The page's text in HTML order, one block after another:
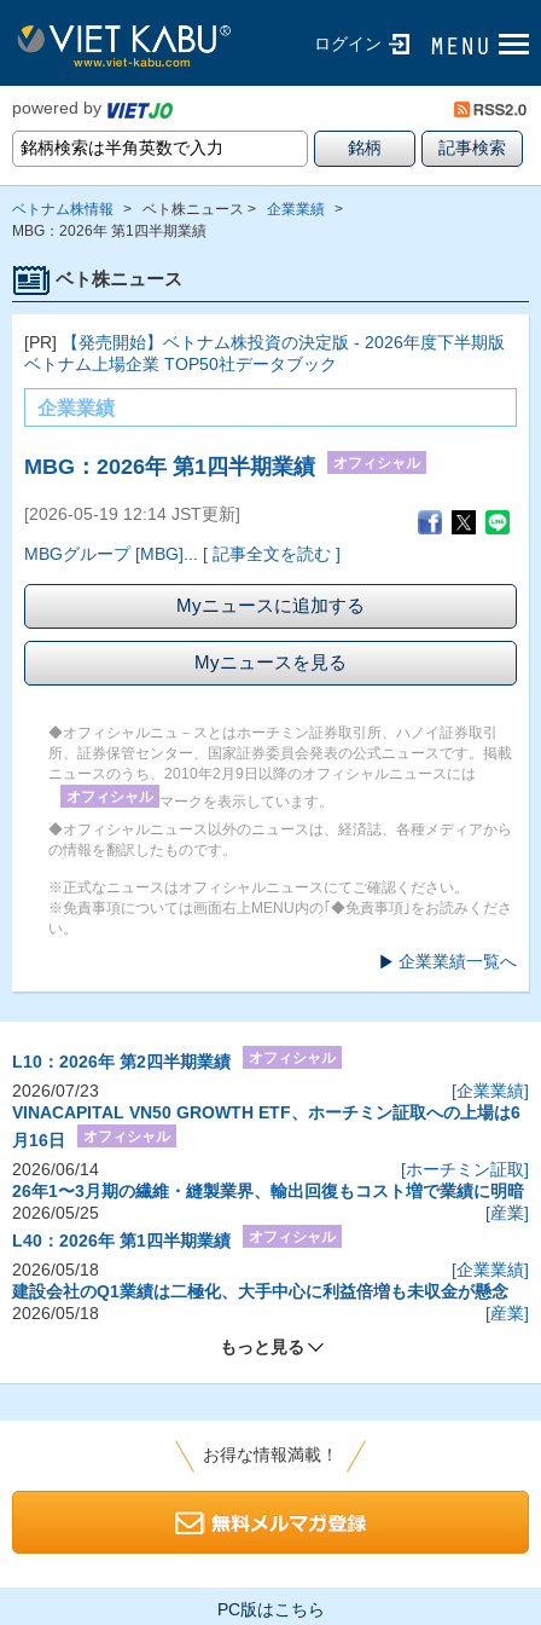
ログイン
powered by
ベトナム株情報 > ベト株ニュース > 企業業績 >
MBG：2026年 第1四半期業績
ベト株ニュース
[PR]
【発売開始】ベトナム株投資の決定版 - 2026年度下半期版
ベトナム上場企業 TOP50社データブック
企業業績
MBG：2026年 第1四半期業績 オフィシャル
[2026-05-19 12:14 JST更新]
MBGグループ [MBG] [ 記事全文を読む ]
Myニュースに追加する
Myニュースを見る
◆オフィシャルニュ－スとはホーチミン証券取引所、ハノイ証券取引
所、証券保管センター、国家証券委員会発表の公式ニュースです。掲載
ニュースのうち、2010年2月9日以降のオフィシャルニュースには
オフィシャル マークを表示しています。
◆オフィシャルニュース以外のニュースは、経済誌、各種メディアから
の情報を翻訳したものです。
※正式なニュースはオフィシャルニュースにてご確認ください。
※免責事項については画面右上MENU内の｢◆免責事項｣をお読みくださ
い。
企業業績一覧へ
L10：2026年 第2四半期業績 オフィシャル
2026/07/23
[企業業績]
VINACAPITAL VN50 GROWTH ETF、ホーチミン証取への上場は6
月16日
オフィシャル
2026/06/14
[ホーチミン証取]
26年1〜3月期の繊維・縫製業界、輸出回復もコスト増で業績に明暗
2026/05/25
[産業]
L40：2026年 第1四半期業績
オフィシャル
2026/05/18
[企業業績]
建設会社のQ1業績は二極化、大手中心に利益倍増も未収金が懸念
2026/05/18
[産業]
もっと見る
お得な情報満載！
PC版はこちら